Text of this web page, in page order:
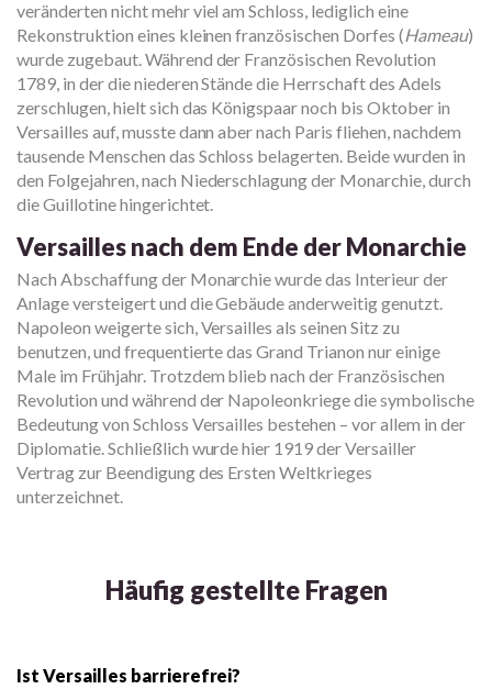
veränderten nicht mehr viel am Schloss, lediglich eine
Rekonstruktion eines kleinen französischen Dorfes (Hameau)
wurde zugebaut. Während der Französischen Revolution
1789, in der die niederen Stände die Herrschaft des Adels
zerschlugen, hielt sich das Königspaar noch bis Oktober in
Versailles auf, musste dann aber nach Paris fliehen, nachdem
tausende Menschen das Schloss belagerten. Beide wurden in
den Folgejahren, nach Niederschlagung der Monarchie, durch
die Guillotine hingerichtet.
Versailles nach dem Ende der Monarchie
Nach Abschaffung der Monarchie wurde das Interieur der
Anlage versteigert und die Gebäude anderweitig genutzt.
Napoleon weigerte sich, Versailles als seinen Sitz zu
benutzen, und frequentierte das Grand Trianon nur einige
Male im Frühjahr. Trotzdem blieb nach der Französischen
Revolution und während der Napoleonkriege die symbolische
Bedeutung von Schloss Versailles bestehen – vor allem in der
Diplomatie. Schließlich wurde hier 1919 der Versailler
Vertrag zur Beendigung des Ersten Weltkrieges
unterzeichnet.
Häufig gestellte Fragen
Ist Versailles barrierefrei?